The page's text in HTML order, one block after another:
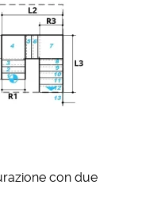
con due